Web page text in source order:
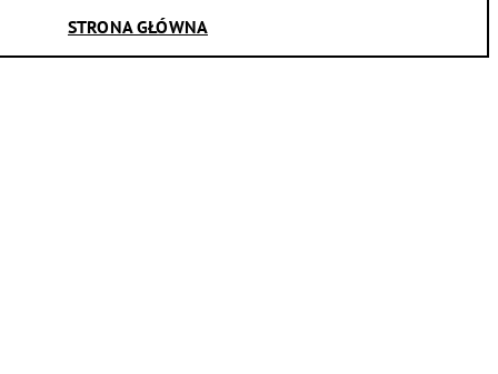
STRONA GŁÓWNA